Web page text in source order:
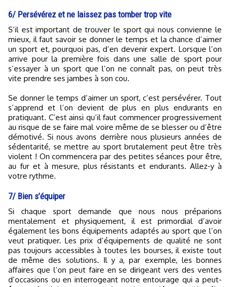
6/ Persévérez et ne laissez pas tomber trop vite
S’il est important de trouver le sport qui nous convienne le
mieux, il faut savoir se donner le temps et la chance d’aimer
un sport et, pourquoi pas, d’en devenir expert. Lorsque l’on
arrive pour la première fois dans une salle de sport pour
s’essayer à un sport que l’on ne connaît pas, on peut très
vite prendre ses jambes à son cou.
Se donner le temps d’aimer un sport, c’est persévérer. Tout
s’apprend et l’on devient de plus en plus endurants en
pratiquant. C’est ainsi qu’il faut commencer progressivement
au risque de se faire mal voire même de se blesser ou d’être
démotivé. Si nous avons derrière nous plusieurs années de
sédentarité, se mettre au sport brutalement peut être très
violent ! On commencera par des petites séances pour être,
au fur et à mesure, plus résistants et endurants. Allez-y à
votre rythme.
7/ Bien s’équiper
Si chaque sport demande que nous nous préparions
mentalement et physiquement, il est primordial d’avoir
également les bons équipements adaptés au sport que l’on
veut pratiquer. Les prix d’équipements de qualité ne sont
pas toujours accessibles à toutes les bourses, il existe tout
de même des solutions. Il y a, par exemple, les bonnes
affaires que l’on peut faire en se dirigeant vers des ventes
d’occasions ou en interrogeant notre entourage qui a peut-